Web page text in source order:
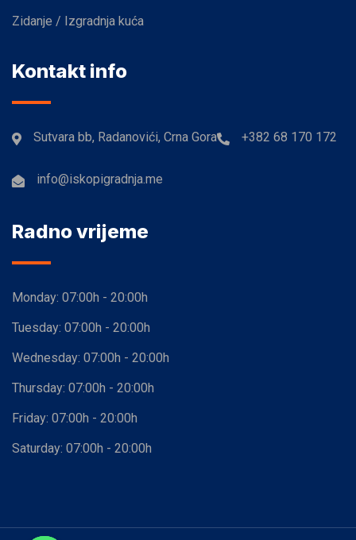
Zidanje / Izgradnja kuća
Kontakt info
Sutvara bb, Radanovići, Crna Gora +382 68 170 172
info@iskopigradnja.me
Radno vrijeme
Monday: 07:00h - 20:00h
Tuesday: 07:00h - 20:00h
Wednesday: 07:00h - 20:00h
Thursday: 07:00h - 20:00h
Friday: 07:00h - 20:00h
Saturday: 07:00h - 20:00h